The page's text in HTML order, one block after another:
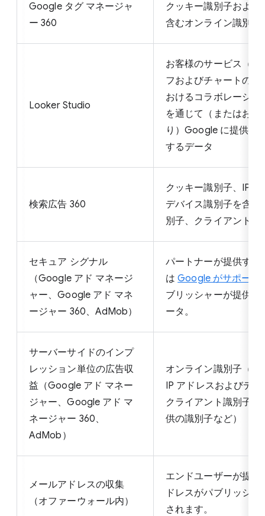
Google タグ マネージャ
ー 360
クッキー識別子および
含むオンライン識別子
Looker Studio
お客様のサービス（レ
フおよびチャートの作
おけるコラボレーショ
を通じて（またはお客
り）Google に提供さ
するデータ
検索広告 360
クッキー識別子、IPア
デバイス識別子を含む
別子、クライアント識
セキュア シグナル
（Google アド マネージ
ャー、Google アド マネ
ージャー 360、AdMob）
パートナーが提供する
はGoogle がサポート
ブリッシャーが提供す
ータ。
サーバーサイドのインプ
レッション単位の広告収
益（Google アド マネー
ジャー、Google アド マ
ネージャー 360、
AdMob）
オンライン識別子（
IP アドレスおよびデ
クライアント識別子、
供の識別子など）
メールアドレスの収集
（オファーウォール内）
エンドユーザーが提供
ドレスがパブリッシ
されます。